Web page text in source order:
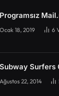
Programsız
Ocak 18, 2019 6
Subway Surfers
Ağustos 22, 2014